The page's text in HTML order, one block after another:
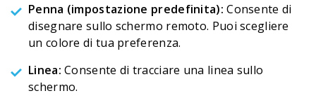
Penna (impostazione predefinita): Consente di
disegnare sullo schermo remoto. Puoi scegliere
un colore di tua preferenza.
Linea: Consente di tracciare una linea sullo
schermo.